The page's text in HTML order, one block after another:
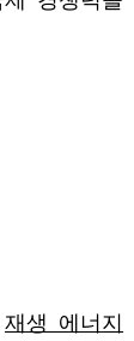
재생 에너지